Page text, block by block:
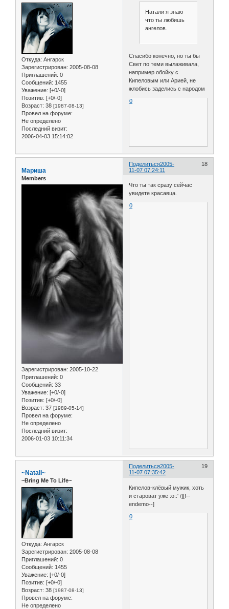
Откуда: Ангарск
Зарегистрирован: 2005-08-08
Приглашений: 0
Сообщений: 1455
Уважение: [+0/-0]
Позитив: [+0/-0]
Возраст: 38 [1987-08-13]
Провел на форуме:
Не определено
Последний визит:
2006-04-03 15:14:02
Натали я знаю
что ты любишь
ангелов.
Спасибо конечно, но ты бы
Свет по теми вылаживала,
например обойку с
Кипеловым или Арией, не
жлобись заделись с народом
0
Поделиться 18
2005-
11-07 07:24:11
Мариша
Members
Зарегистрирован: 2005-10-22
Приглашений: 0
Сообщений: 33
Уважение: [+0/-0]
Позитив: [+0/-0]
Возраст: 37 [1989-05-14]
Провел на форуме:
Не определено
Последний визит:
2006-01-03 10:11:34
Что ты так сразу сейчас
увидете красавца.
0
Поделиться 19
2005-
11-07 07:35:42
~Natali~
~Bring Me To Life~
Откуда: Ангарск
Зарегистрирован: 2005-08-08
Приглашений: 0
Сообщений: 1455
Уважение: [+0/-0]
Позитив: [+0/-0]
Возраст: 38 [1987-08-13]
Провел на форуме:
Не определено
Кипелов-клёвый мужик, хоть
и староват уже :o::' /][!--
endemo--]
0